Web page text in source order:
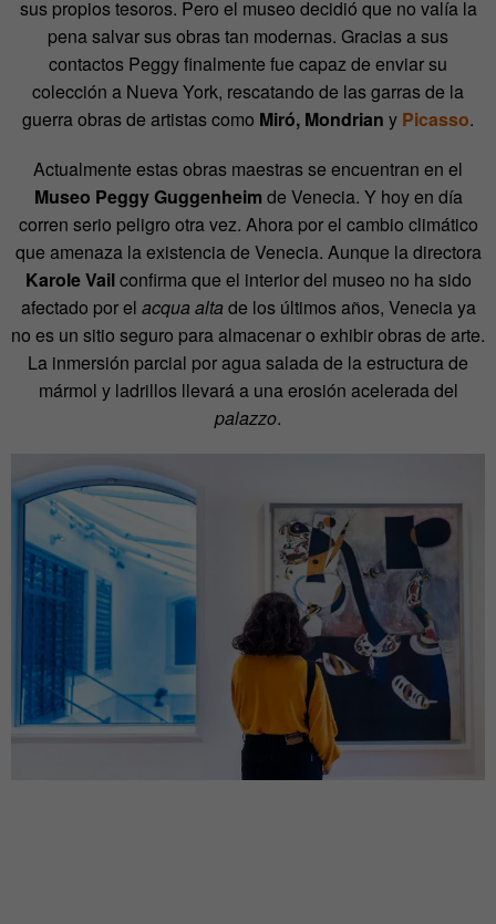
sus propios tesoros. Pero el museo decidió que no valía la
pena salvar sus obras tan modernas. Gracias a sus
contactos Peggy finalmente fue capaz de enviar su
colección a Nueva York, rescatando de las garras de la
guerra obras de artistas como Miró, Mondrian y Picasso.
Actualmente estas obras maestras se encuentran en el
Museo Peggy Guggenheim de Venecia. Y hoy en día
corren serio peligro otra vez. Ahora por el cambio climático
que amenaza la existencia de Venecia. Aunque la directora
Karole Vailconfirma que el interior del museo no ha sido
afectado por el acqua alta de los últimos años, Venecia ya
no es un sitio seguro para almacenar o exhibir obras de arte.
La inmersión parcial por agua salada de la estructura de
mármol y ladrillos llevará a una erosión acelerada del
palazzo.